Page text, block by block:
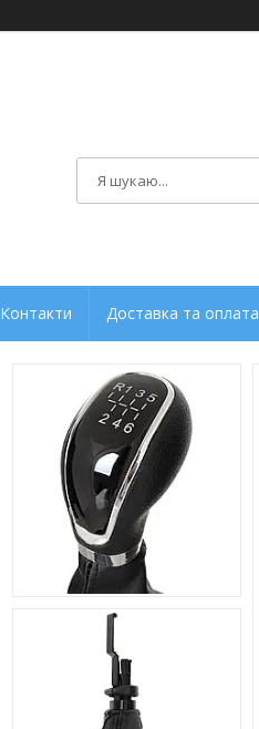
Контакти Доставка та оплата